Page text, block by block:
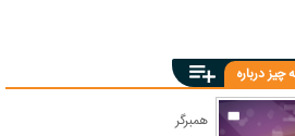
چیز درباره
همبرگر